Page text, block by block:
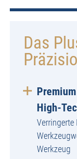
Das
High-
Verringerte
Werkzeug